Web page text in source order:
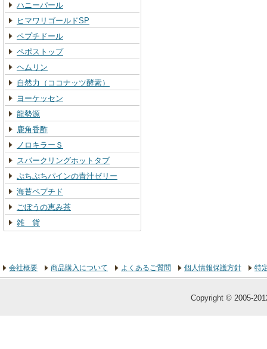
ハニーパール
ヒマワリゴールドSP
ペプチドール
ペポストップ
ヘムリン
自然力（ココナッツ酵素）
ヨーケッセン
龍勢源
鹿角香酢
ノロキラーＳ
スパークリングホットタブ
ぷちぷちパインの青汁ゼリー
海苔ペプチド
ごぼうの恵み茶
雑 貨
会社概要 商品購入について よくあるご質問 個人情報保護方針 特
Copyright © 2005-